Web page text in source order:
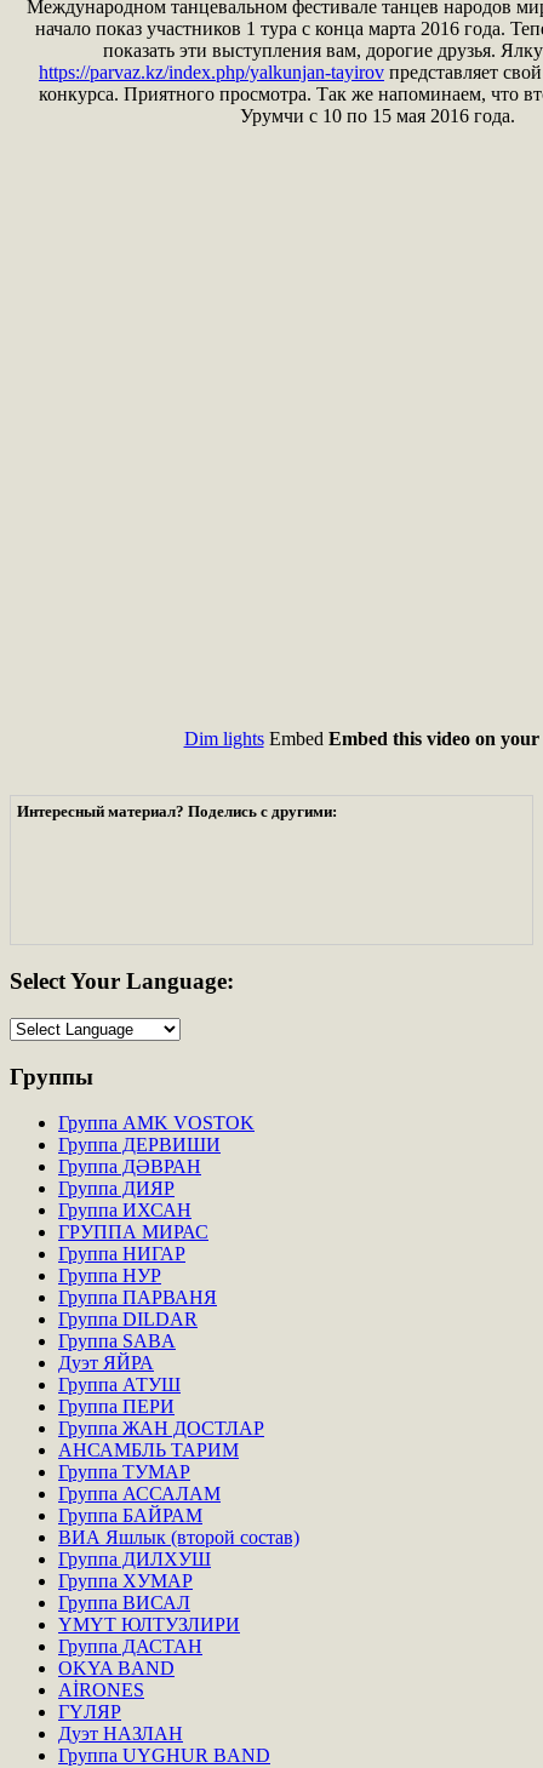
Международном танцевальном фестивале танцев народов
начало показ участников 1 тура с конца марта 2016 года.
показать эти выступления вам, дорогие друзья.
https://parvaz.kz/index.php/yalkunjan-tayirov представляет
конкурса. Приятного просмотра. Так же напоминаем, что
Урумчи с 10 по 15 мая 2016 года.
Dim lightsEmbed Embed this video on your
Интересный материал? Поделись с другими:
SelectYour Language:
Группы
Группа AMK VOSTOK
Группа ДЕРВИШИ
Группа ДӘВРАН
Группа ДИЯР
Группа ИХСАН
ГРУППА МИРАС
Группа НИГАР
Группа НУР
Группа ПАРВАНЯ
Группа DILDAR
Группа SABA
Дуэт ЯЙРА
Группа АТУШ
Группа ПЕРИ
Группа ЖАН ДОСТЛАР
АНСАМБЛЬ ТАРИМ
Группа ТУМАР
Группа АССАЛАМ
Группа БАЙРАМ
ВИА Яшлык (второй состав)
Группа ДИЛХУШ
Группа ХУМАР
Группа ВИСАЛ
ҮМҮТ ЮЛТУЗЛИРИ
Группа ДАСТАН
OKYA BAND
AİRONES
ГҮЛЯР
Дуэт НАЗЛАН
Группа UYGHUR BAND